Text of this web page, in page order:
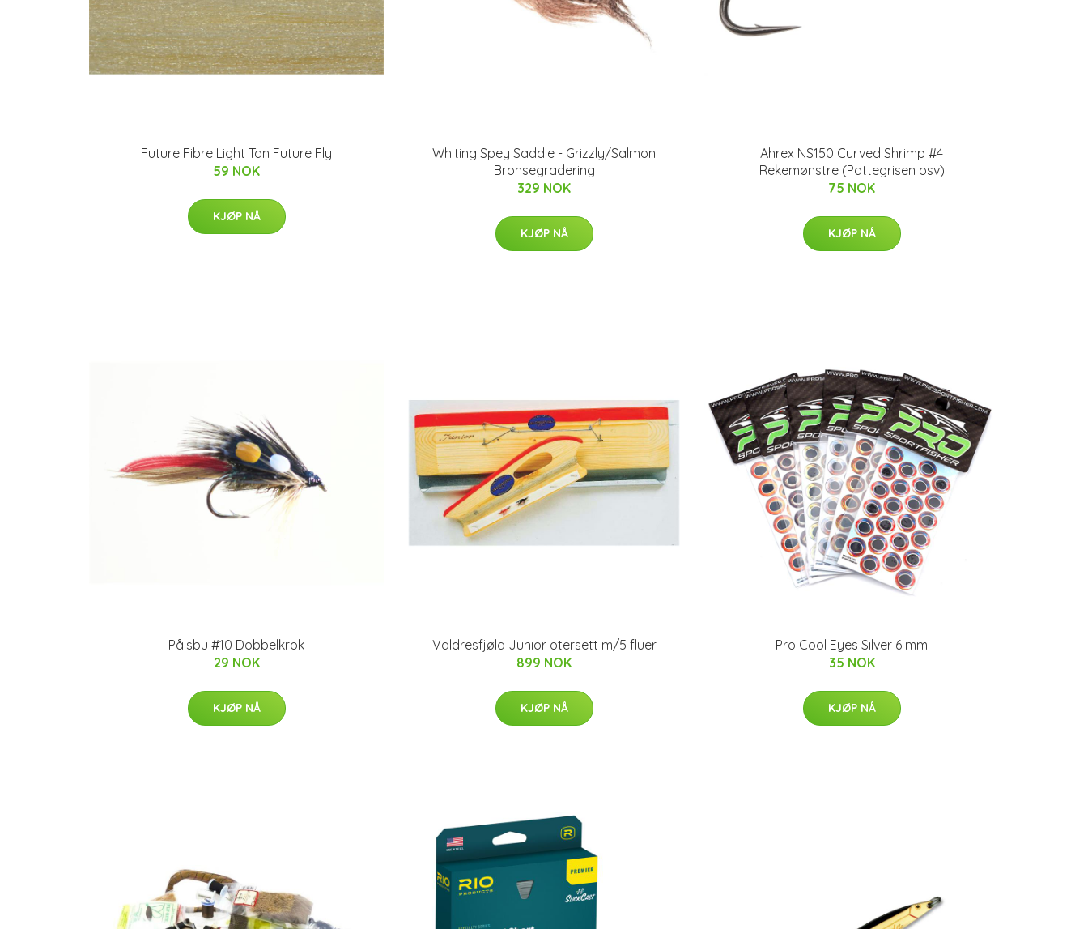
Future Fibre Light Tan Future Fly
59 NOK
KJØP NÅ
Whiting Spey Saddle - Grizzly/Salmon
Bronsegradering
329 NOK
KJØP NÅ
Ahrex NS150 Curved Shrimp #4
Rekemønstre (Pattegrisen osv)
75 NOK
KJØP NÅ
Pålsbu #10 Dobbelkrok
29 NOK
KJØP NÅ
Valdresfjøla Junior otersett m/5 fluer
899 NOK
KJØP NÅ
Pro Cool Eyes Silver 6 mm
35 NOK
KJØP NÅ